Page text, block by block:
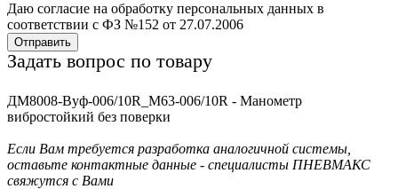
Даю согласие на обработку персональных данных в
соответствии с ФЗ №152 от 27.07.2006
Отправить
Задать вопрос по товару
ДМ8008-Вуф-006/10R_M63-006/10R - Манометр
вибростойкий без поверки
Если Вам требуется разработка аналогичной системы,
оставьте контактные данные - специалисты ПНЕВМАКС
свяжутся с Вами